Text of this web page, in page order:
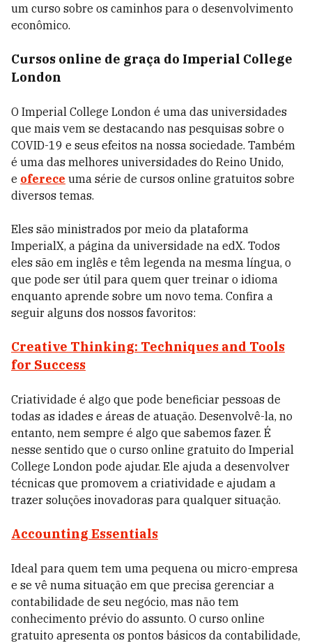
um curso sobre os caminhos para o desenvolvimento
econômico.
Cursos online de graça do Imperial College
London
O Imperial College London é uma das universidades
que mais vem se destacando nas pesquisas sobre o
COVID-19 e seus efeitos na nossa sociedade. Também
é uma das melhores universidades do Reino Unido,
e oferece uma série de cursos online gratuitos sobre
diversos temas.
Eles são ministrados por meio da plataforma
ImperialX, a página da universidade na edX. Todos
eles são em inglês e têm legenda na mesma língua, o
que pode ser útil para quem quer treinar o idioma
enquanto aprende sobre um novo tema. Confira a
seguir alguns dos nossos favoritos:
Creative Thinking: Techniques and Tools
for Success
Criatividade é algo que pode beneficiar pessoas de
todas as idades e áreas de atuação. Desenvolvê-la, no
entanto, nem sempre é algo que sabemos fazer. É
nesse sentido que o curso online gratuito do Imperial
College London pode ajudar. Ele ajuda a desenvolver
técnicas que promovem a criatividade e ajudam a
trazer soluções inovadoras para qualquer situação.
Accounting Essentials
Ideal para quem tem uma pequena ou micro-empresa
e se vê numa situação em que precisa gerenciar a
contabilidade de seu negócio, mas não tem
conhecimento prévio do assunto. O curso online
gratuito apresenta os pontos básicos da contabilidade,